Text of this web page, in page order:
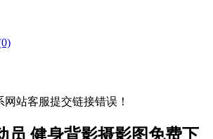
站客服提交链接错误！
员 健身背影摄影图免费下